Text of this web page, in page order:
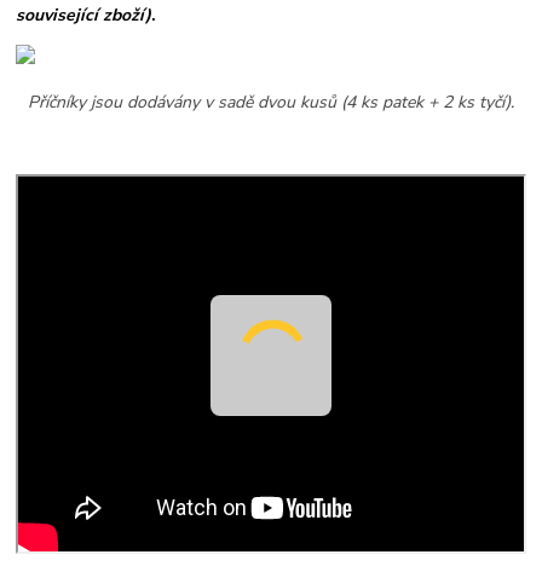
související zboží).
Příčníky jsou dodávány v sadě dvou kusů (4 ks patek + 2 ks tyčí).